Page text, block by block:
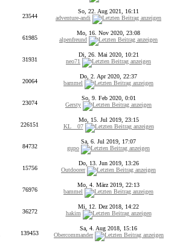
23544
So, 22. Aug 2021, 16:11
adventure-andi
61985
Mo, 16. Nov 2020, 23:08
alpenfreund
31931
Di, 26. Mai 2020, 10:21
neo71
20064
Do, 2. Apr 2020, 22:37
bammel
23074
So, 9. Feb 2020, 0:01
Gersty
226151
Mo, 15. Jul 2019, 23:15
KL__07
84732
Sa, 6. Jul 2019, 17:07
gupo
15756
Do, 13. Jun 2019, 13:26
Outdoorer
76976
Mo, 4. März 2019, 22:13
bammel
36272
Mi, 12. Dez 2018, 14:22
hakim
139453
Sa, 4. Aug 2018, 15:16
Obercommander